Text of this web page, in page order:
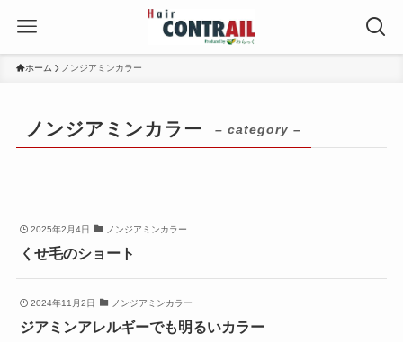
ホーム ノンジアミンカラー
ノンジアミンカラー – category –
2025年2月4日 ノンジアミンカラー
くせ毛のショート
2024年11月2日 ノンジアミンカラー
ジアミンアレルギーでも明るいカラー